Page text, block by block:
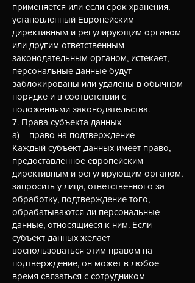
применяется или если срок хранения,
установленный Европейским
директивным и регулирующим органом
или другим ответственным
законодательным органом, истекает,
персональные данные будут
заблокированы или удалены в обычном
порядке и в соответствии с
положениями законодательства.
7. Права субъекта данных
а) право на подтверждение
Каждый субъект данных имеет право,
предоставленное европейским
директивным и регулирующим органом,
запросить у лица, ответственного за
обработку, подтверждение того,
обрабатываются ли персональные
данные, относящиеся к ним. Если
субъект данных желает
воспользоваться этим правом на
подтверждение, он может в любое
время связаться с сотрудником